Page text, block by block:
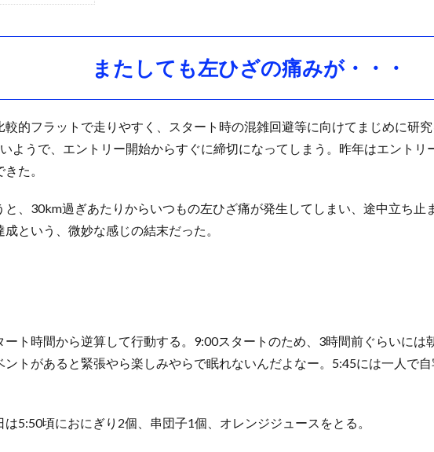
またしても左ひざの痛みが・・・
的フラットで走りやすく、スタート時の混雑回避等に向けてまじめに研
ようで、エントリー開始からすぐに締切になってしまう。昨年はエントリ
た。
、30km過ぎあたりからいつもの左ひざ痛が発生してしまい、途中立ち
という、微妙な感じの結末だった。
ト時間から逆算して行動する。9:00スタートのため、3時間前ぐらいに
トがあると緊張やら楽しみやらで眠れないんだよなー。5:45には一人で
5:50頃におにぎり2個、串団子1個、オレンジジュースをとる。